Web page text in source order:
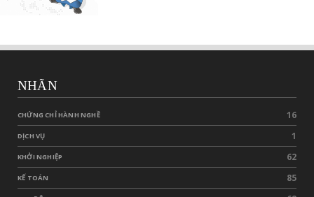
NHÃN
CHỨNG CHỈ HÀNH NGHỀ 16
DỊCH VỤ 1
KHỞI NGHIỆP 62
KẾ TOÁN 85